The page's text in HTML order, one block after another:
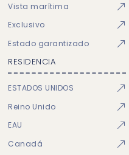
Vista marítima
Exclusivo
Estado garantizado
RESIDENCIA
ESTADOS UNIDOS
Reino Unido
EAU
Canadá